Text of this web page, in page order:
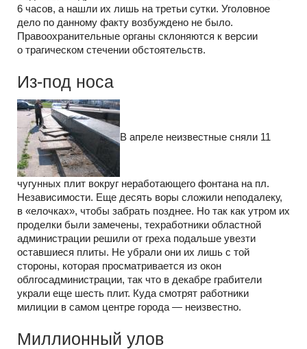
6 часов, а нашли их лишь на третьи сутки. Уголовное
дело по данному факту возбуждено не было.
Правоохранительные органы склоняются к версии
о трагическом стечении обстоятельств.
Из-под носа
В апреле неизвестные сняли 11
чугунных плит вокруг неработающего фонтана на пл.
Независимости. Еще десять воры сложили неподалеку,
в «елочках», чтобы забрать позднее. Но так как утром их
проделки были замечены, техработники областной
администрации решили от греха подальше увезти
оставшиеся плиты. Не убрали они их лишь с той
стороны, которая просматривается из окон
облгосадминистрации, так что в декабре грабители
украли еще шесть плит. Куда смотрят работники
милиции в самом центре города — неизвестно.
Миллионный улов